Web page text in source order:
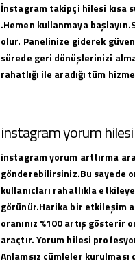
İnstagram takipçi hilesi kısa
.Hemen kullanmaya
olur. Panelinize giderek
sürede geri dönüşlerinizi
rahatlığı ile aradığı tüm
instagram yorum hilesi
instagram yorum arttırma
gönderebilirsiniz.Bu sayede
kullanıcları rahatlıkla
görünür.Harika bir etkileşim
oranınız %100 artış
araçtır. Yorum hilesi
Anlamsız cümleler